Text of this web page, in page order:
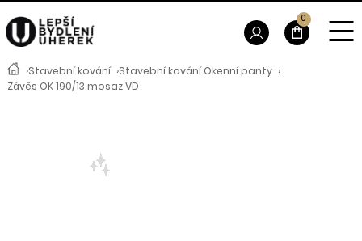
›Stavební kování ›Stavební kování Okenní panty ›
Závěs OK 190/13 mosaz VD
0